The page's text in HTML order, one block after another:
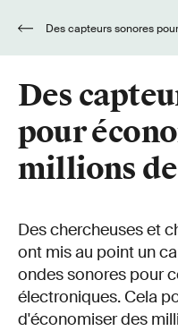
Des
pour
millions
Des chercheuses et
ont mis au point un
ondes sonores pour
électroniques. Cela
d'économiser des